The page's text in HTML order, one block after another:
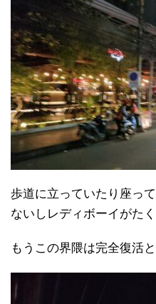
歩道に立っていたり座っ
ないしレディボーイがたく
もうこの界隈は完全復活と